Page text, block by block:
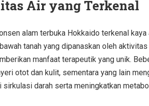
Air yang Terkenal
alam terbuka Hokkaido terkenal
tanah yang dipanaskan oleh
manfaat terapeutik yang unik.
otot dan kulit, sementara yang lain
sirkulasi darah serta meningkatkan